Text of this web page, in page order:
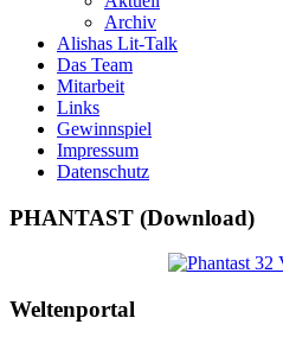
Archiv
Alishas Lit-Talk
Das Team
Mitarbeit
Links
Gewinnspiel
Impressum
Datenschutz
PHANTAST (Download)
Weltenportal